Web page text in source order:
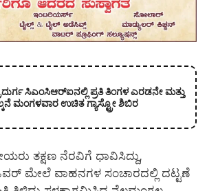
ಸಿಎಂಸಿಆರ್‍ಐನಲ್ಲಿ ಪ್ರತಿ ತಿಂಗಳ ಎರಡನೇ ಮತ್ತು
ಮಂಗಳವಾರ ಉಚಿತ ಗ್ಯಾಸ್ಟ್ರೋ ಶಿಬಿರ
ತಕ್ಷಣ ನೆರವಿಗೆ ಧಾವಿಸಿದ್ದು,
ಮೇಲೆ ವಾಹನಗಳ ಸಂಚಾರದಲ್ಲಿ ದಟ್ಟಣೆ